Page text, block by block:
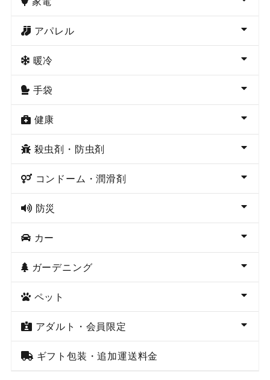
アパレル
暖冷
手袋
健康
殺虫剤・防虫剤
コンドーム・潤滑剤
防災
カー
ガーデニング
ペット
アダルト・会員限定
ギフト包装・追加運送料金